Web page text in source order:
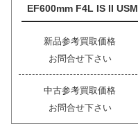
EF600mm F4L IS II USM
新品参考買取価格
お問合せ下さい
中古参考買取価格
お問合せ下さい